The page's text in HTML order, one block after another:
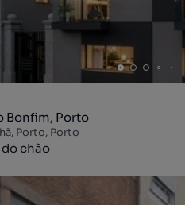
Bonfim, Porto
Porto, Porto
do chão